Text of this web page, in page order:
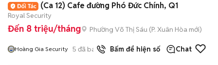
(Ca 12) Cafe đường Phó Đức Chính, Q1
Royal Security
Đến 8 triệu/tháng Phường Võ Thị Sáu (P. Xuân Hòa mới)
Hoàng Gia Security 5 đã bán Bấm để hiện số Chat